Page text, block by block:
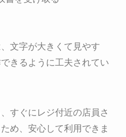
文字が大きくて見やす
きるように工夫されてい
すぐにレジ付近の店員さ
め、安心して利用できま